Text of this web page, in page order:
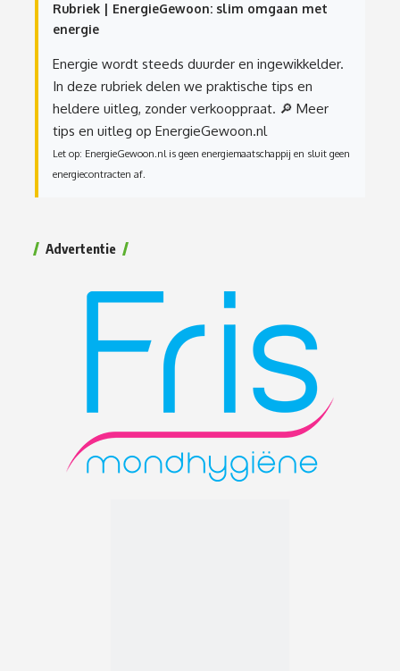
Rubriek | EnergieGewoon: slim omgaan met
energie
Energie wordt steeds duurder en ingewikkelder.
In deze rubriek delen we praktische tips en
heldere uitleg, zonder verkooppraat. 🔎 Meer
tips en uitleg op EnergieGewoon.nl
Let op: EnergieGewoon.nl is geen energiemaatschappij en sluit geen
energiecontracten af.
Advertentie